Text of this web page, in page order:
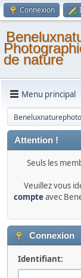
Connexion
de nature
Menu principal
Attention !
Seuls les
Veuillez vous
compteavec
Connexion
Identifiant: